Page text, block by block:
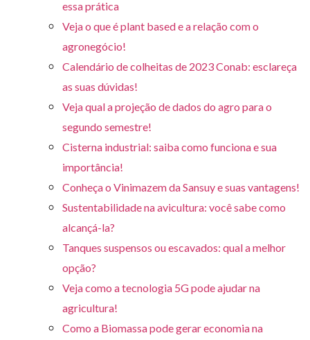
essa prática
Veja o que é plant based e a relação com o
agronegócio!
Calendário de colheitas de 2023 Conab: esclareça
as suas dúvidas!
Veja qual a projeção de dados do agro para o
segundo semestre!
Cisterna industrial: saiba como funciona e sua
importância!
Conheça o Vinimazem da Sansuy e suas vantagens!
Sustentabilidade na avicultura: você sabe como
alcançá-la?
Tanques suspensos ou escavados: qual a melhor
opção?
Veja como a tecnologia 5G pode ajudar na
agricultura!
Como a Biomassa pode gerar economia na